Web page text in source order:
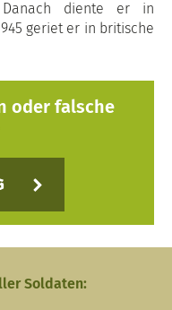
Danach diente er in
geriet er in britische
oder falsche
Soldaten: